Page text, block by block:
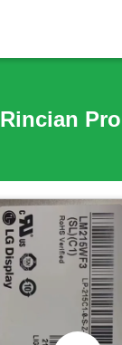
Rincian